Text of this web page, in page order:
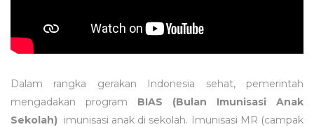
Dalam rangka gerakan Indonesia sehat, pemerintah
mengadakan program BIAS (Bulan Imunisasi Anak
Sekolah) imunisasi anak di sekolah. Imunisasi MR (campak